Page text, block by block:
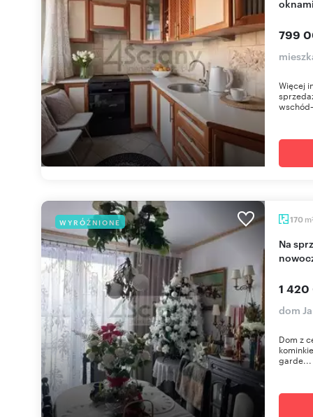
799
Więcej
WYRÓŻNIONE 170 m
Na sprzedaż przestronny dom z cegły, garaż i
1 420
dom
Dom z
garde...